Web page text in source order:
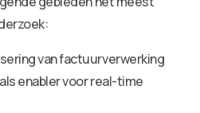
van factuurverwerking
enabler voor real-time